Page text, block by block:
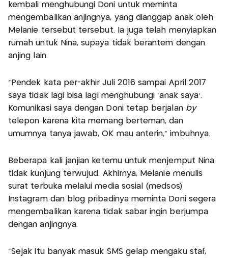
kembali menghubungi Doni untuk meminta
mengembalikan anjingnya, yang dianggap anak oleh
Melanie tersebut tersebut. Ia juga telah menyiapkan
rumah untuk Nina, supaya tidak berantem dengan
anjing lain.
"Pendek kata per-akhir Juli 2016 sampai April 2017
saya tidak lagi bisa lagi menghubungi 'anak saya'.
Komunikasi saya dengan Doni tetap berjalan by
telepon karena kita memang berteman, dan
umumnya tanya jawab, OK mau anterin," imbuhnya.
Beberapa kali janjian ketemu untuk menjemput Nina
tidak kunjung terwujud. Akhirnya, Melanie menulis
surat terbuka melalui media sosial (medsos)
Instagram dan blog pribadinya meminta Doni segera
mengembalikan karena tidak sabar ingin berjumpa
dengan anjingnya.
"Sejak itu banyak masuk SMS gelap mengaku staf,